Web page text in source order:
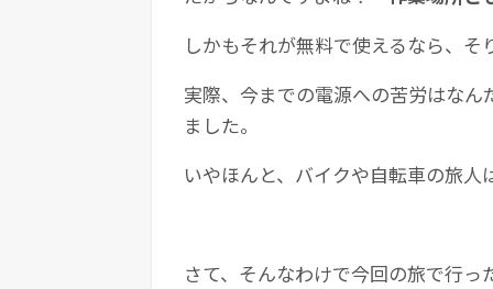
しかもそれが無料で使えるなら、
実際、今までの電源への苦労はな
ました。
いやほんと、バイクや自転車の旅
さて、そんなわけで今回の旅で行